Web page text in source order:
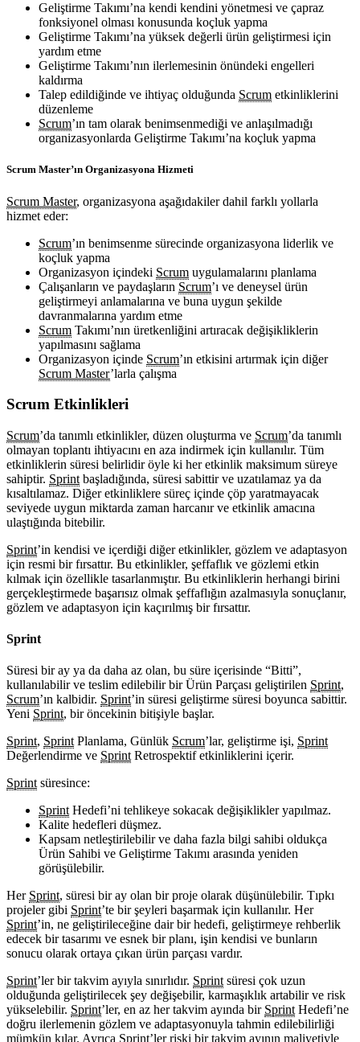
Geliştirme Takımı’na kendi kendini yönetmesi ve çapraz
fonksiyonel olması konusunda koçluk yapma
Geliştirme Takımı’na yüksek değerli ürün geliştirmesi için
yardım etme
Geliştirme Takımı’nın ilerlemesinin önündeki engelleri
kaldırma
Talep edildiğinde ve ihtiyaç olduğunda Scrum etkinliklerini
düzenleme
Scrum’ın tam olarak benimsenmediği ve anlaşılmadığı
organizasyonlarda Geliştirme Takımı’na koçluk yapma
Scrum Master’ın Organizasyona Hizmeti
Scrum Master, organizasyona aşağıdakiler dahil farklı yollarla
hizmet eder:
Scrum’ın benimsenme sürecinde organizasyona liderlik ve
koçluk yapma
Organizasyon içindeki Scrum uygulamalarını planlama
Çalışanların ve paydaşların Scrum’ı ve deneysel ürün
geliştirmeyi anlamalarına ve buna uygun şekilde
davranmalarına yardım etme
Scrum Takımı’nın üretkenliğini artıracak değişikliklerin
yapılmasını sağlama
Organizasyon içinde Scrum’ın etkisini artırmak için diğer
Scrum Master’larla çalışma
Scrum Etkinlikleri
Scrum’da tanımlı etkinlikler, düzen oluşturma ve Scrum’da tanımlı
olmayan toplantı ihtiyacını en aza indirmek için kullanılır. Tüm
etkinliklerin süresi belirlidir öyle ki her etkinlik maksimum süreye
sahiptir. Sprint başladığında, süresi sabittir ve uzatılamaz ya da
kısaltılamaz. Diğer etkinliklere süreç içinde çöp yaratmayacak
seviyede uygun miktarda zaman harcanır ve etkinlik amacına
ulaştığında bitebilir.
Sprint’in kendisi ve içerdiği diğer etkinlikler, gözlem ve adaptasyon
için resmi bir fırsattır. Bu etkinlikler, şeffaflık ve gözlemi etkin
kılmak için özellikle tasarlanmıştır. Bu etkinliklerin herhangi birini
gerçekleştirmede başarısız olmak şeffaflığın azalmasıyla sonuçlanır,
gözlem ve adaptasyon için kaçırılmış bir fırsattır.
Sprint
Süresi bir ay ya da daha az olan, bu süre içerisinde “Bitti”,
kullanılabilir ve teslim edilebilir bir Ürün Parçası geliştirilen Sprint,
Scrum’ın kalbidir. Sprint’in süresi geliştirme süresi boyunca sabittir.
Yeni Sprint, bir öncekinin bitişiyle başlar.
Sprint, SprintPlanlama, Günlük Scrum’lar, geliştirme işi, Sprint
Değerlendirme ve SprintRetrospektif etkinliklerini içerir.
Sprintsüresince:
SprintHedefi’ni tehlikeye sokacak değişiklikler yapılmaz.
Kalite hedefleri düşmez.
Kapsam netleştirilebilir ve daha fazla bilgi sahibi oldukça
Ürün Sahibi ve Geliştirme Takımı arasında yeniden
görüşülebilir.
Her Sprint, süresi bir ay olan bir proje olarak düşünülebilir. Tıpkı
projeler gibi Sprint’te bir şeyleri başarmak için kullanılır. Her
Sprint’in, ne geliştirileceğine dair bir hedefi, geliştirmeye rehberlik
edecek bir tasarımı ve esnek bir planı, işin kendisi ve bunların
sonucu olarak ortaya çıkan ürün parçası vardır.
Sprint’ler bir takvim ayıyla sınırlıdır. Sprintsüresi çok uzun
olduğunda geliştirilecek şey değişebilir, karmaşıklık artabilir ve risk
yükselebilir. Sprint’ler, en az her takvim ayında bir SprintHedefi’ne
doğru ilerlemenin gözlem ve adaptasyonuyla tahmin edilebilirliği
mümkün kılar. Ayrıca Sprint’ler riski bir takvim ayının maliyetiyle